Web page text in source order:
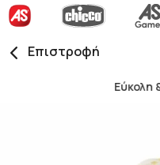
Επιστροφή
Εύκολη &